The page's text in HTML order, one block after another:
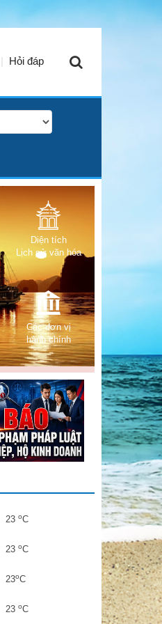
Hỏi đáp
Diện tích
Lịch sử văn hóa
Các đơn vị
hành chính
23 oC
23 oC
23oC
23 oC